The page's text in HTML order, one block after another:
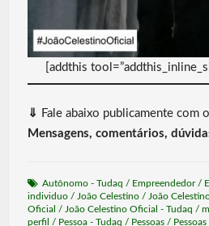
[addthis
⇓ Fale abaixo publicamente com
Mensagens, comentários,
Autônomo - Tudaq / Empreendedor/
individuo/ João Celestino/ João
Oficial / João Celestino Oficial - Tudaq /
perfil
/ Pessoa - Tudaq / Pessoas/ Pessoas